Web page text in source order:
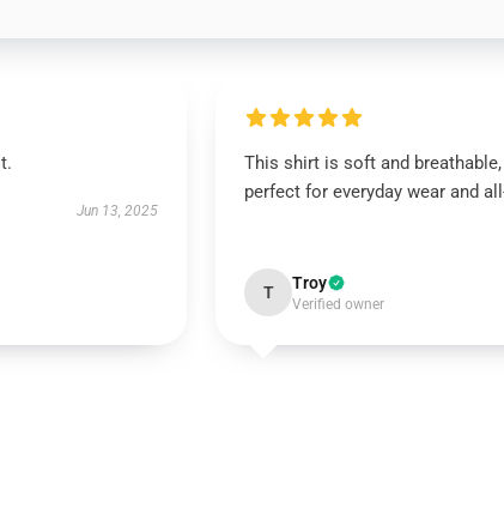
Jun 13, 2025
This shirt is soft and
perfect for everyday wear and
T Troy
Verified owner